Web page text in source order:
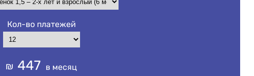
Кол-во платежей
₪ 447 в месяц